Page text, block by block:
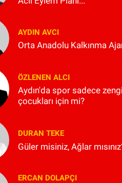
AYDIN AVCI
Orta Anadolu Kalkınma
ÖZLENEN ALCI
Aydın'da spor sadece
çocukları için mi?
DURAN TEKE
Güler misiniz, Ağlar
ERCAN DOLAPÇI